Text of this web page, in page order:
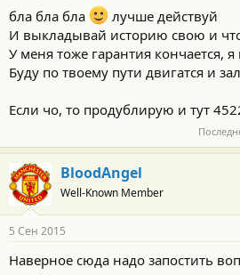
бла бла бла
лучше действуй
И выкладывай историю свою и
У меня тоже гарантия кончается,
Буду по твоему пути двигатся и
Если чо, то продублирую и тут
BloodAngel
Well-Known Member
5 Сен 2015
Наверное сюда надо запостить